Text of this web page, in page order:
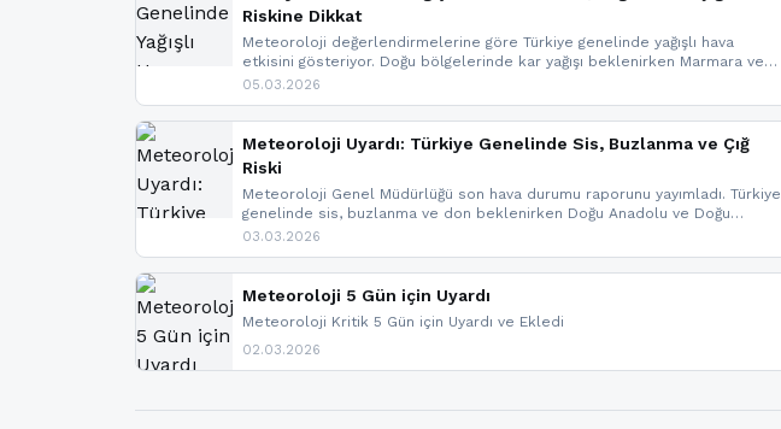
Riskine Dikkat
Meteoroloji değerlendirmelerine göre Türkiye genelinde yağışlı hava
etkisini gösteriyor. Doğu bölgelerinde kar yağışı beklenirken Marmara ve
Kuzey Ege’de sağanak yağmur, yüksek kesimlerde ise çığ tehlikesi
yaşanabileceği belirtiliyor.
05.03.2026
Meteoroloji Uyardı: Türkiye Genelinde Sis, Buzlanma ve Çığ
Riski
Meteoroloji Genel Müdürlüğü son hava durumu raporunu yayımladı. Türkiye
genelinde sis, buzlanma ve don beklenirken Doğu Anadolu ve Doğu
Karadeniz’in yüksek kesimlerinde çığ riski uyarısı yapıldı. İşte son dakika
03.03.2026
Meteoroloji 5 Gün için Uyardı
Meteoroloji Kritik 5 Gün için Uyardı ve Ekledi
02.03.2026